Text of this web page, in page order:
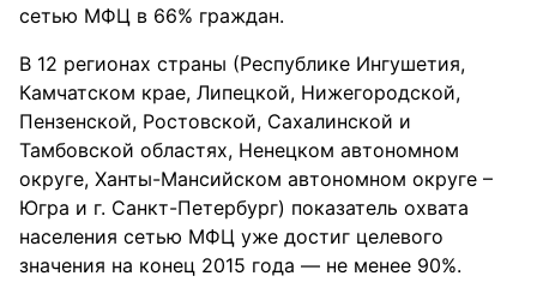
сетью МФЦ в 66% граждан.
В 12 регионах страны (Республике Ингушетия,
Камчатском крае, Липецкой, Нижегородской,
Пензенской, Ростовской, Сахалинской и
Тамбовской областях, Ненецком автономном
округе, Ханты-Мансийском автономном округе –
Югра и г. Санкт-Петербург) показатель охвата
населения сетью МФЦ уже достиг целевого
значения на конец 2015 года — не менее 90%.